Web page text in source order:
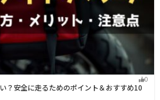
0
？安全に走るためのポイント＆おすすめ10